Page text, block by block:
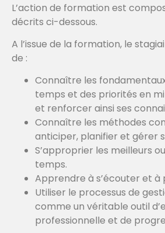
L’action de formation est
décrits ci-dessous.
A l’issue de la formation, le
de :
Connaître les
temps et des priorités en
et renforcer ainsi ses
Connaître les méthodes
anticiper, planifier et gérer
S’approprier les meilleurs
temps.
Apprendre à s’écouter et à
Utiliser le processus de
comme un véritable outil
professionnelle et de